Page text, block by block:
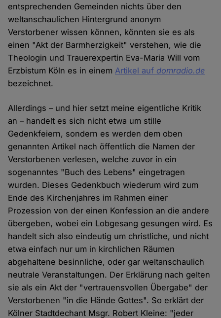
entsprechenden Gemeinden nichts über den
weltanschaulichen Hintergrund anonym
Verstorbener wissen können, könnten sie es als
einen "Akt der Barmherzigkeit" verstehen, wie die
Theologin und Trauerexpertin Eva-Maria Will vom
Erzbistum Köln es in einem Artikel auf domradio.de
bezeichnet.
Allerdings – und hier setzt meine eigentliche Kritik
an – handelt es sich nicht etwa um stille
Gedenkfeiern, sondern es werden dem oben
genannten Artikel nach öffentlich die Namen der
Verstorbenen verlesen, welche zuvor in ein
sogenanntes "Buch des Lebens" eingetragen
wurden. Dieses Gedenkbuch wiederum wird zum
Ende des Kirchenjahres im Rahmen einer
Prozession von der einen Konfession an die andere
übergeben, wobei ein Lobgesang gesungen wird. Es
handelt sich also eindeutig um christliche, und nicht
etwa einfach nur um in kirchlichen Räumen
abgehaltene besinnliche, oder gar weltanschaulich
neutrale Veranstaltungen. Der Erklärung nach gelten
sie als ein Akt der "vertrauensvollen Übergabe" der
Verstorbenen "in die Hände Gottes". So erklärt der
Kölner Stadtdechant Msgr. Robert Kleine: "jeder